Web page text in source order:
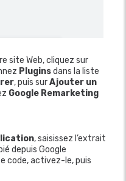
site Web, cliquez sur
Pluginsdans la liste
, puis surAjouter un
Google Remarketing
, saisissez l’extrait
depuis Google
code, activez-le, puis